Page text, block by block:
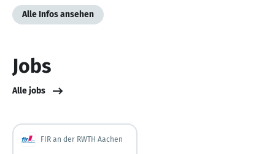
Alle Infos ansehen
Jobs
Alle jobs
FIR an der RWTH Aachen